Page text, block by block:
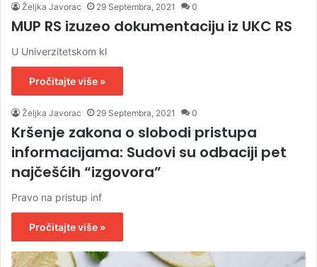
Željka Javorac 29 Septembra, 2021 0
MUP RS izuzeo dokumentaciju iz UKC RS
U Univerzitetskom kl
Pročitajte više »
Željka Javorac 29 Septembra, 2021 0
Kršenje zakona o slobodi pristupa
informacijama: Sudovi su odbaciji pet
najčešćih “izgovora”
Pravo na pristup inf
Pročitajte više »